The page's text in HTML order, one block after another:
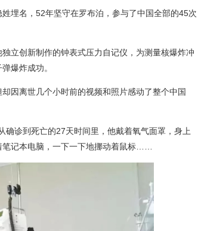
名，52年坚守在罗布泊，参与了中国全部的45次
创新制作的钟表式压力自记仪，为测量核爆炸冲
爆炸成功。
离世几个小时前的视频和照片感动了整个中国
诊到死亡的27天时间里，他戴着氧气面罩，身上
记本电脑，一下一下地挪动着鼠标……